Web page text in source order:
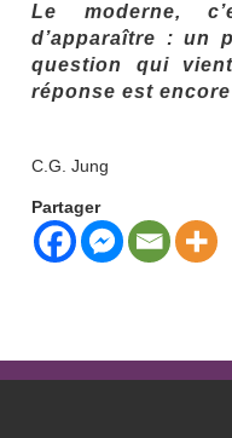
Le moderne,
d’apparaître : un
question qui
réponse est encore
C.G. Jung
Partager